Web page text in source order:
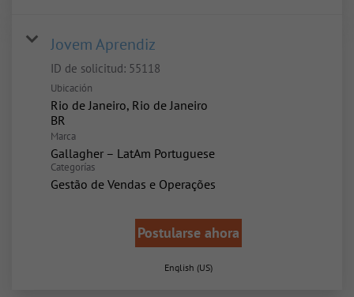
Jovem Aprendiz
ID de solicitud: 55118
Ubicación
Rio de Janeiro, Rio de Janeiro
Marca
Gallagher – LatAm Portuguese
Categorías
Gestão de Vendas e Operações
Postularse ahora
English (US)